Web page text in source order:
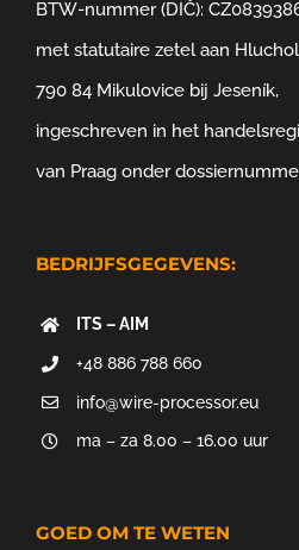
BTW-nummer (DIČ):
met statutaire zetel aan
790 84 Mikulovice bij Jeseník,
ingeschreven in het
van Praag onder
BEDRIJFSGEGEVENS:
ITS – AIM
+48 886 788 660
info@wire-processor.eu
ma – za 8.00 – 16.00 uur
GOED OM TE WETEN